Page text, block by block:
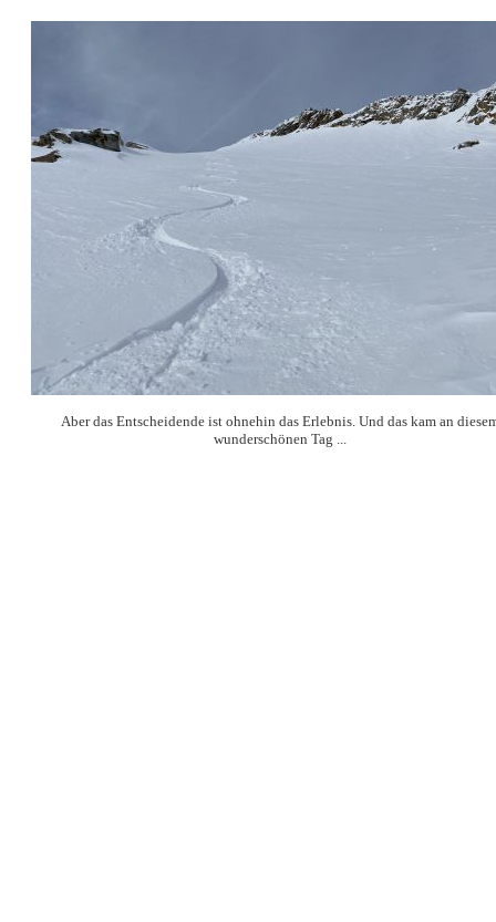
Aber das Entscheidende ist ohnehin das Erlebnis. Und das kam an
wunderschönen Tag ...